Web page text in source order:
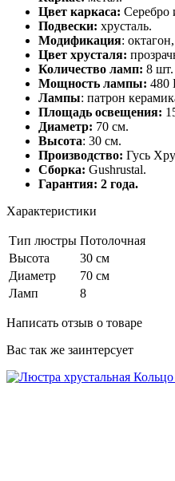
Цвет каркаса: Серебро
Подвески: хрусталь.
Модификация:
Цвет хрусталя:
Количество ламп: 8 шт.
Мощность лампы: 480
Лампы: патрон
Площадь освещения:
Диаметр: 70 см.
Высота: 30 см.
Производство: Гусь
Сборка: Gushrustal.
Гарантия: 2 года.
Характеристики
Тип люстры Потолочная
Высота
30 см
Диаметр
70 см
Ламп
8
Написать отзыв о товаре
Вас так же заинтерсует